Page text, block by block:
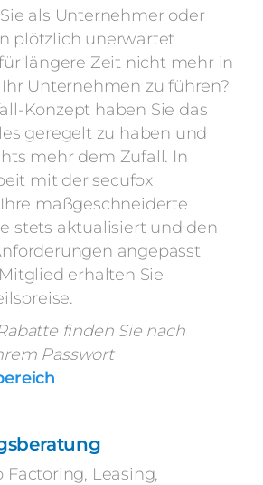
als Unternehmer oder
plötzlich unerwartet
längere Zeit nicht mehr in
Unternehmen zu führen?
Konzept haben Sie das
geregelt zu haben und
mehr dem Zufall. In
mit der secufox
maßgeschneiderte
stets aktualisiert und den
angepasst
erhalten Sie
finden Sie nach
Passwort
Factoring, Leasing,